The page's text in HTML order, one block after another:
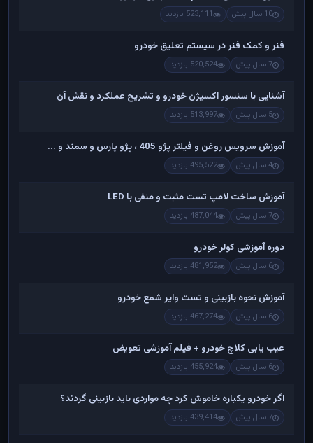
10 سال پیش 523,111 بازدید
فنر و کمک فنر در سیستم تعلیق خودرو
7 سال پیش 520,524 بازدید
آشنایی با سنسور اکسیژن خودرو و تشریح عملکرد و نقش آن
5 سال پیش 513,997 بازدید
آموزش سرویس روغن و فیلتر پژو 405 ، پژو پارس و سمند و ...
4 سال پیش 495,522 بازدید
آموزش ساخت لامپ تست مثبت و منفی با LED
7 سال پیش 487,044 بازدید
دوره آموزشی کولر خودرو
6 سال پیش 481,952 بازدید
آموزش نحوه بازبینی و تست وایر شمع خودرو
6 سال پیش 467,274 بازدید
عیب یابی کلاچ خودرو + فیلم آموزشی تعویض
6 سال پیش 455,924 بازدید
اگر خودرو یکباره خاموش کرد چه مواردی باید بازبینی گردند؟
7 سال پیش 439,414 بازدید